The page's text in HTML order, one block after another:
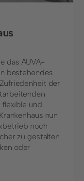
das AUVA-
bestehendes
der
und
nun
noch
zu gestalten
oder